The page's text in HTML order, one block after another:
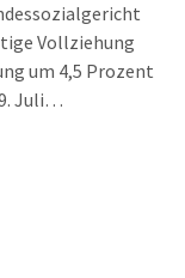
Vollziehung
um 4,5 Prozent
Juli…